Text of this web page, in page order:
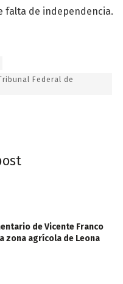
falta de independencia.
Federal de
de Vicente Franco
zona agrícola de Leona